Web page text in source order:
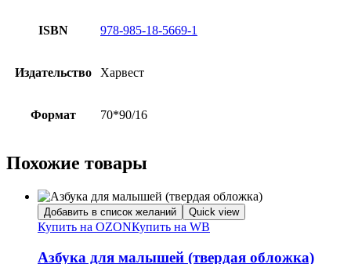
ISBN 978-985-18-5669-1
Издательство Харвест
Формат 70*90/16
Похожие товары
Добавить в список желаний Quick view
Купить на OZONКупить на WB
Азбука для малышей (твердая обложка)